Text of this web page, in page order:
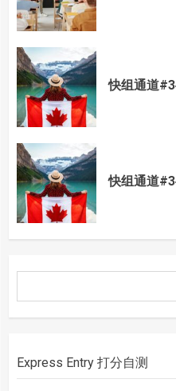
快组通道
快组通道
索
Express Entry 打分自测